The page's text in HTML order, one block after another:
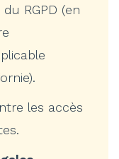
RGPD (en
les accès